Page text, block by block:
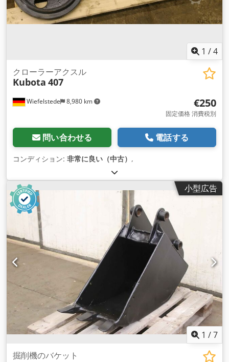
1 /4
Wiefelstede 8,980 km
クローラーアクスル
Kubota 407
€250
固定価格 消費税別
問い合わせる 電話する
コンディション: 非常に良い（中古） ,
小型広告
1 /7
掘削機のバケット